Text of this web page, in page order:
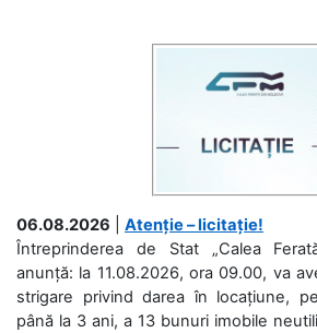
06.08.2026
Atenție – licitație!
Întreprinderea de Stat „Calea
anunță: la 11.08.2026, ora 09.00, va
strigare privind darea în locațiune,
până la 3 ani, a 13 bunuri imobile